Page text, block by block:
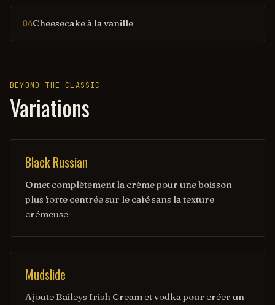
04Cheesecake à la vanille
BEYOND THE CLASSIC
Variations
Black Russian
Omet complètement la crème pour une boisson
plus forte centrée sur le café sans la texture
crémeuse
Mudslide
Ajoute Baileys Irish Cream et vodka pour créer un